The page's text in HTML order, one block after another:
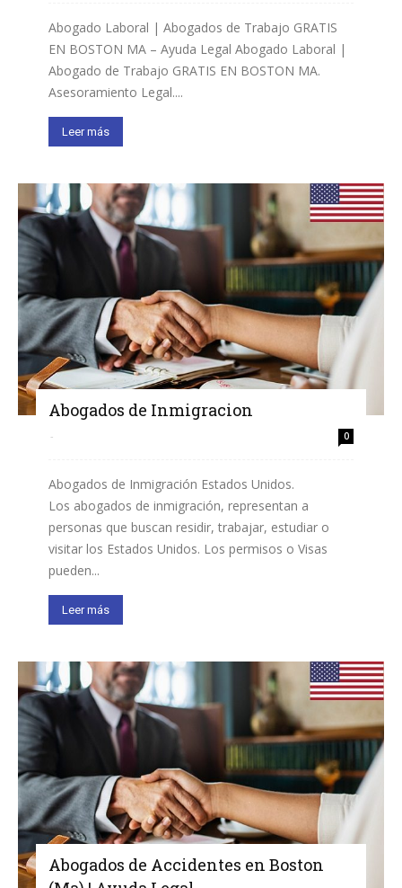
Abogado Laboral | Abogados de Trabajo GRATIS
EN BOSTON MA – Ayuda Legal Abogado Laboral |
Abogado de Trabajo GRATIS EN BOSTON MA.
Asesoramiento Legal....
Leer más
Abogados de Inmigracion
- 0
Abogados de Inmigración Estados Unidos.
Los abogados de inmigración, representan a
personas que buscan residir, trabajar, estudiar o
visitar los Estados Unidos. Los permisos o Visas
pueden...
Leer más
Abogados de Accidentes en Boston